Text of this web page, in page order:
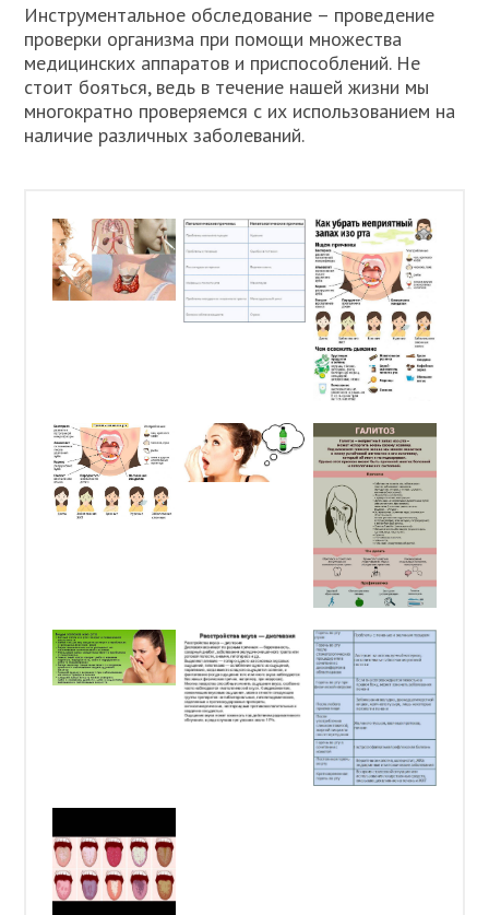
Инструментальное обследование – проведение
проверки организма при помощи множества
медицинских аппаратов и приспособлений. Не
стоит бояться, ведь в течение нашей жизни мы
многократно проверяемся с их использованием на
наличие различных заболеваний.